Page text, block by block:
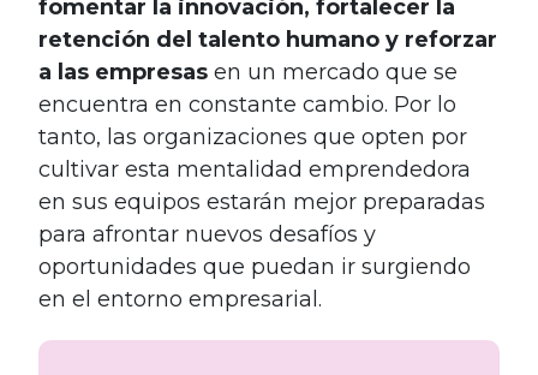
fomentar la innovación, fortalecer la
retención del talento humano y reforzar
a las empresas en un mercado que se
encuentra en constante cambio. Por lo
tanto, las organizaciones que opten por
cultivar esta mentalidad emprendedora
en sus equipos estarán mejor preparadas
para afrontar nuevos desafíos y
oportunidades que puedan ir surgiendo
en el entorno empresarial.